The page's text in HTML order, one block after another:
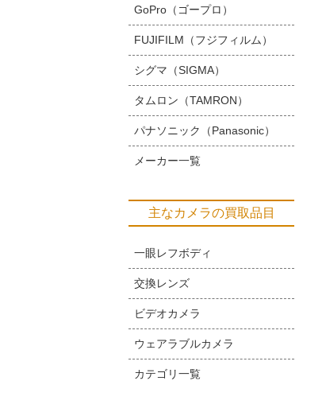
GoPro（ゴープロ）
FUJIFILM（フジフィルム）
シグマ（SIGMA）
タムロン（TAMRON）
パナソニック（Panasonic）
メーカー一覧
主なカメラの買取品目
一眼レフボディ
交換レンズ
ビデオカメラ
ウェアラブルカメラ
カテゴリ一覧